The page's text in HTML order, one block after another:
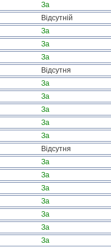
За
Відсутній
За
За
За
Відсутня
За
За
За
За
За
Відсутня
За
За
За
За
За
За
За